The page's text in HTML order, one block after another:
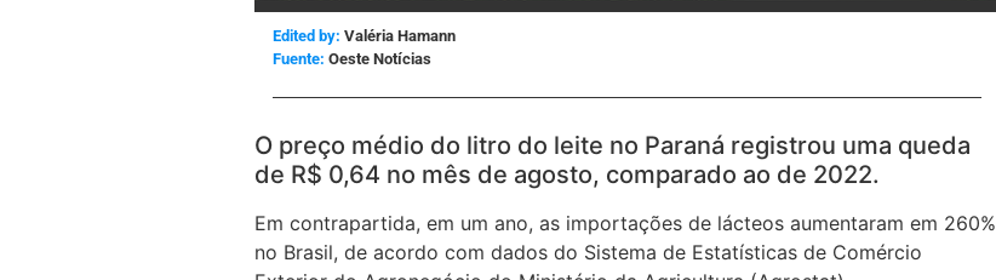
Edited by: Valéria Hamann
Oeste Notícias
O preço médio do litro do leite no Paraná registrou uma queda
de R$ 0,64 no mês de agosto, comparado ao de 2022.
Em contrapartida, em um ano, as importações de lácteos aumentaram em 260%
no Brasil, de acordo com dados do Sistema de Estatísticas de Comércio